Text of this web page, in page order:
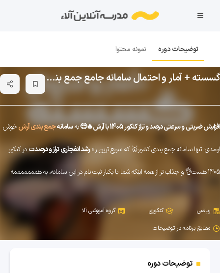
گسسته + آمار و احتمال سامانه جامع جمع بندی آرش 1405 bookmark_border
افزایش ضربتی و سرعتی درصد و تراز کنکور 1405 با آرش🔥😎 بهسامانهجمع بندی آرشخوش
اومدی؛ تنها سامانه جمع بندی کشور🥇 که سریع ترین راهرشد انفجاری تراز و درصدتدر کنکور
1405 هست👌 و جذاب تر از همه اینکه شما با یکبار ثبت نام در این سامانه، به همممممممه
جمع بندی های موجود در آلا دسترسی داری🎁 شک نکن که بعد از کنکورت، آرش رو به همه
معرفی میکنی
ریاضی کنکوری
گروه آموزشی آلا
مطابق برنامه در توضیحات
توضیحات دوره نمونه محتوا
توضیحات دوره